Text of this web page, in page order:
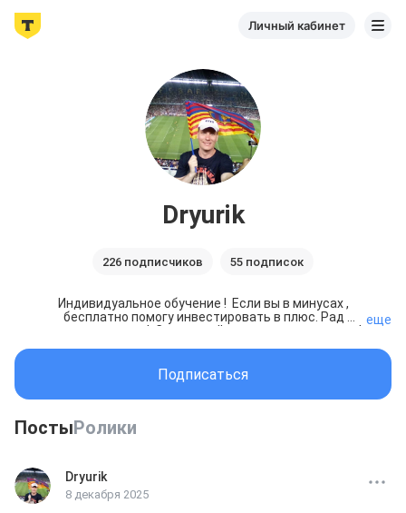
Личный кабинет
Dryurik
226 подписчиков 55 подписок
Индивидуальное обучение !  Если вы в минусах ,
бесплатно помогу инвестировать в плюс. Рад
каждому донату!  Спрашивайте, если есть вопросы!
https://m.youtube.com/channel/UCTi4I5QhjRmB-
OxRVXUYacg
Телеграмм: t.me/dryurik_invest
еще
Подписаться
ПостыРолики
Dryurik
8 декабря 2025